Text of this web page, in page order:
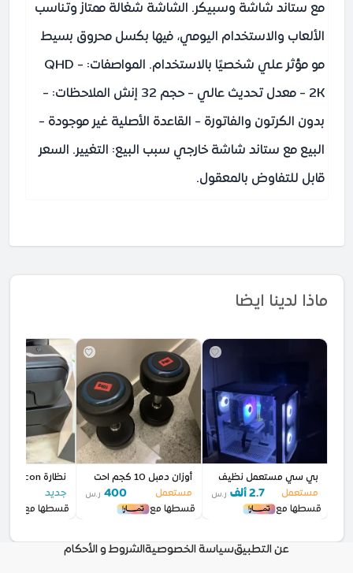
مع ستاند شاشة وسبيكر. الشاشة شغالة ممتاز وتناسب
الألعاب والاستخدام اليومي، فيها بكسل محروق بسيط
مو مؤثر علي شخصيًا بالاستخدام. المواصفات: - QHD
2K - معدل تحديث عالي - حجم 32 إنش الملاحظات: -
بدون الكرتون والفاتورة - القاعدة الأصلية غير موجودة -
البيع مع ستاند شاشة خارجي سبب البيع: التغيير. السعر
قابل للتفاوض بالمعقول.
ماذا لدينا ايضا
بي سي مستعمل نظيف
مستعمل
2.7 ألف ر.س
قسطها مع
أوزان دمبل 10 كجم احت
مستعمل
400 ر.س
قسطها مع
نظارة VR shinecon
جديد
قسطها مع
عن التطبيقسياسة الخصوصيةالشروط و الأحكام